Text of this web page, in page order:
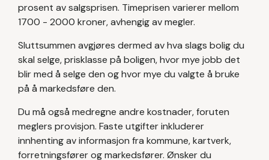
prosent av salgsprisen. Timeprisen varierer mellom
1700 - 2000 kroner, avhengig av megler.
Sluttsummen avgjøres dermed av hva slags bolig du
skal selge, prisklasse på boligen, hvor mye jobb det
blir med å selge den og hvor mye du valgte å bruke
på å markedsføre den.
Du må også medregne andre kostnader, foruten
meglers provisjon. Faste utgifter inkluderer
innhenting av informasjon fra kommune, kartverk,
forretningsfører og markedsfører. Ønsker du